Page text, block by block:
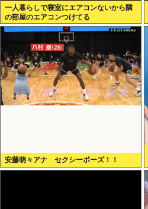
一人暮らしで寝室にエアコンないから隣
の部屋のエアコンつけてる
安藤萌々アナ セクシーポーズ！！